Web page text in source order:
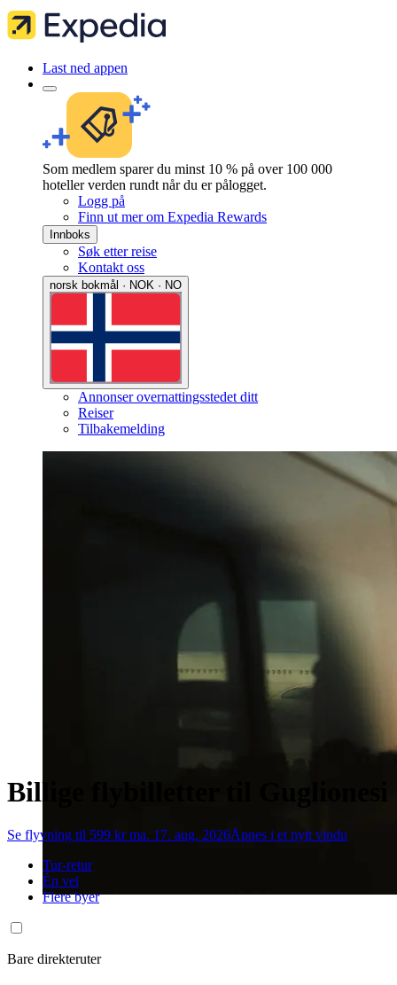
Last ned appen
Som medlem sparer du minst 10 % på over 100 000
hoteller verden rundt når du er pålogget.
Logg på
Finn ut mer om Expedia Rewards
Innboks
Søk etter reise
Kontakt oss
norsk bokmål · NOK · NO
Annonser overnattingsstedet ditt
Reiser
Tilbakemelding
Billige flybilletter til Guglionesi
Se flyvning til 599 kr ma. 17. aug. 2026Åpnes i et nytt vindu
Tur-retur
Én vei
Flere byer
Bare direkteruter